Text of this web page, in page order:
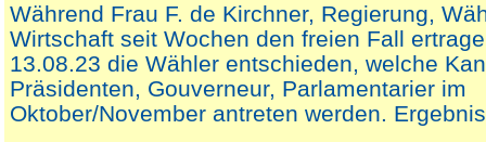
Während Frau F. de Kirchner, Regierung,
Wirtschaft seit Wochen den freien Fall
13.08.23 die Wähler entschieden, welche
Präsidenten, Gouverneur, Parlamentarier im
Oktober/November antreten werden.